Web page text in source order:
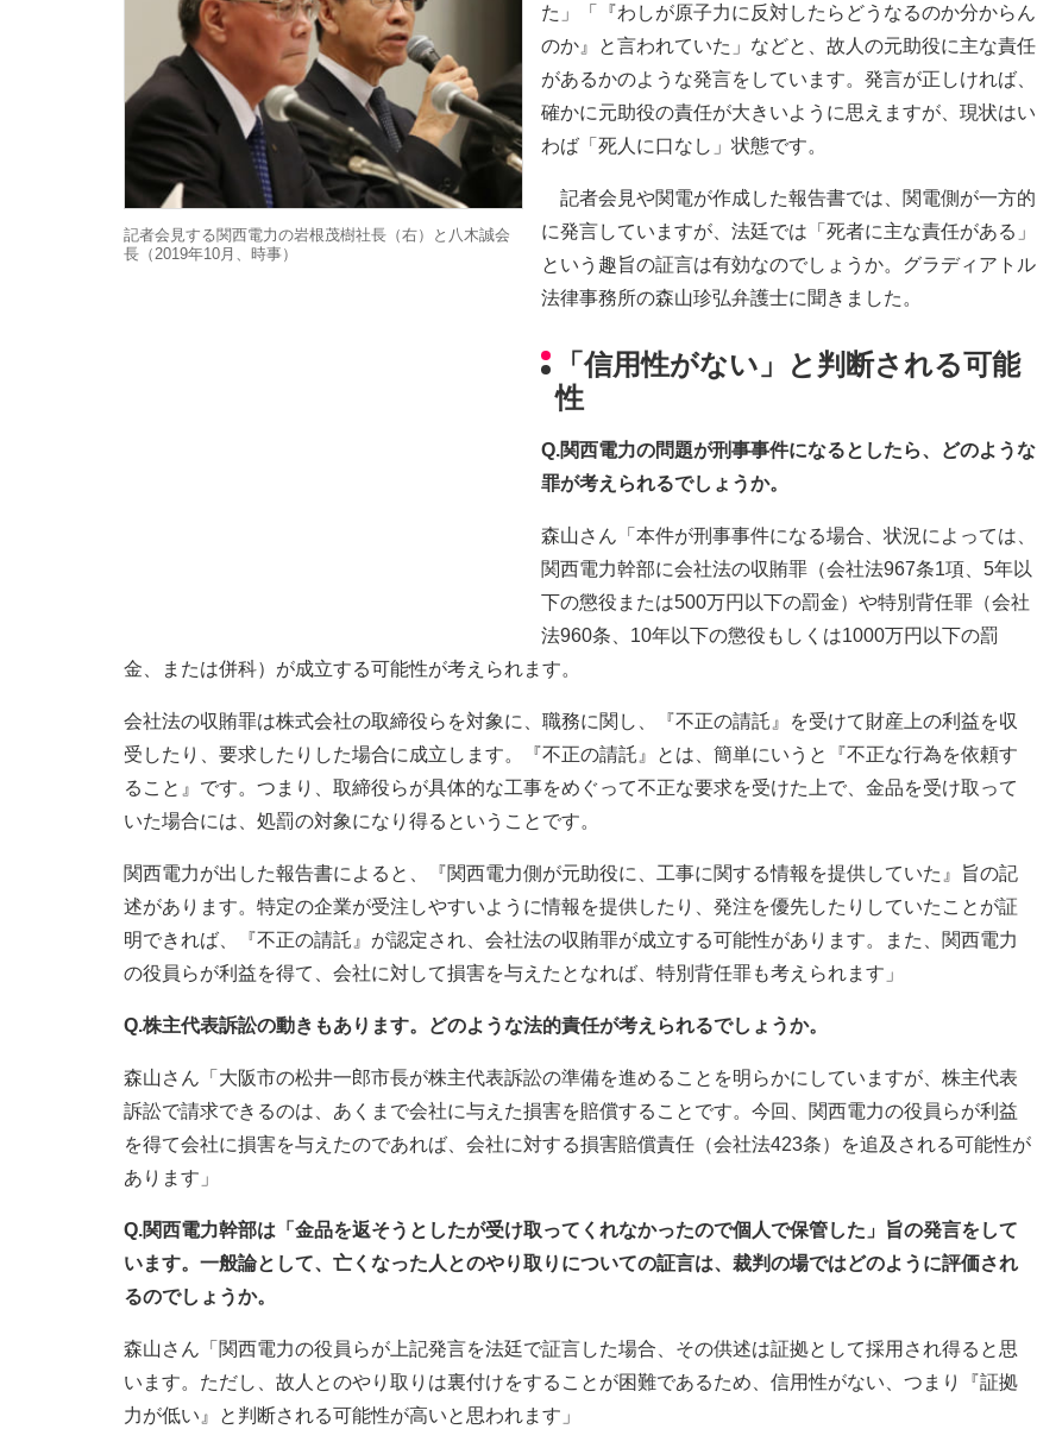
記者会見する関西電力の岩根茂樹社長（右）と八木誠会
長（2019年10月、時事）
た」「『わしが原子力に反対したらどうなるのか分からん
のか』と言われていた」などと、故人の元助役に主な責任
があるかのような発言をしています。発言が正しければ、
確かに元助役の責任が大きいように思えますが、現状はい
わば「死人に口なし」状態です。
記者会見や関電が作成した報告書では、関電側が一方的
に発言していますが、法廷では「死者に主な責任がある」
という趣旨の証言は有効なのでしょうか。グラディアトル
法律事務所の森山珍弘弁護士に聞きました。
「信用性がない」と判断される可能
性
Q.関西電力の問題が刑事事件になるとしたら、どのような
罪が考えられるでしょうか。
森山さん「本件が刑事事件になる場合、状況によっては、
関西電力幹部に会社法の収賄罪（会社法967条1項、5年以
下の懲役または500万円以下の罰金）や特別背任罪（会社
法960条、10年以下の懲役もしくは1000万円以下の罰
金、または併科）が成立する可能性が考えられます。
会社法の収賄罪は株式会社の取締役らを対象に、職務に関し、『不正の請託』を受けて財産上の利益を収
受したり、要求したりした場合に成立します。『不正の請託』とは、簡単にいうと『不正な行為を依頼す
ること』です。つまり、取締役らが具体的な工事をめぐって不正な要求を受けた上で、金品を受け取って
いた場合には、処罰の対象になり得るということです。
関西電力が出した報告書によると、『関西電力側が元助役に、工事に関する情報を提供していた』旨の記
述があります。特定の企業が受注しやすいように情報を提供したり、発注を優先したりしていたことが証
明できれば、『不正の請託』が認定され、会社法の収賄罪が成立する可能性があります。また、関西電力
の役員らが利益を得て、会社に対して損害を与えたとなれば、特別背任罪も考えられます」
Q.株主代表訴訟の動きもあります。どのような法的責任が考えられるでしょうか。
森山さん「大阪市の松井一郎市長が株主代表訴訟の準備を進めることを明らかにしていますが、株主代表
訴訟で請求できるのは、あくまで会社に与えた損害を賠償することです。今回、関西電力の役員らが利益
を得て会社に損害を与えたのであれば、会社に対する損害賠償責任（会社法423条）を追及される可能性が
あります」
Q.関西電力幹部は「金品を返そうとしたが受け取ってくれなかったので個人で保管した」旨の発言をして
います。一般論として、亡くなった人とのやり取りについての証言は、裁判の場ではどのように評価され
るのでしょうか。
森山さん「関西電力の役員らが上記発言を法廷で証言した場合、その供述は証拠として採用され得ると思
います。ただし、故人とのやり取りは裏付けをすることが困難であるため、信用性がない、つまり『証拠
力が低い』と判断される可能性が高いと思われます」